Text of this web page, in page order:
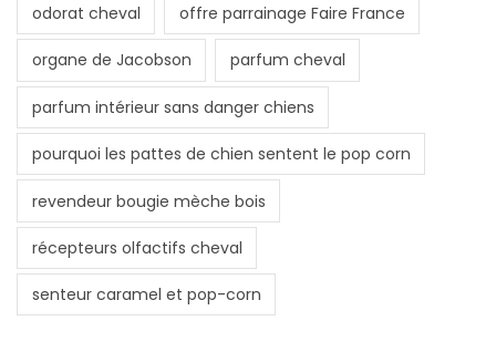
odorat cheval offre parrainage Faire France
organe de Jacobson parfum cheval
parfum intérieur sans danger chiens
pourquoi les pattes de chien sentent le pop corn
revendeur bougie mèche bois
récepteurs olfactifs cheval
senteur caramel et pop-corn